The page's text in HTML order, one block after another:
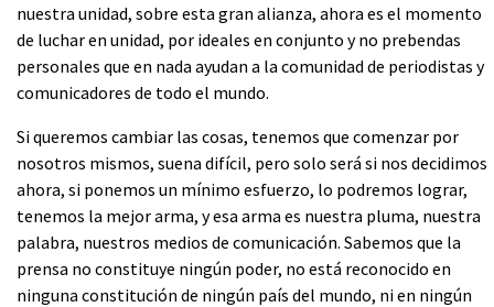
nuestra unidad, sobre esta gran alianza, ahora es el momento
de luchar en unidad, por ideales en conjunto y no prebendas
personales que en nada ayudan a la comunidad de periodistas y
comunicadores de todo el mundo.
Si queremos cambiar las cosas, tenemos que comenzar por
nosotros mismos, suena difícil, pero solo será si nos decidimos
ahora, si ponemos un mínimo esfuerzo, lo podremos lograr,
tenemos la mejor arma, y esa arma es nuestra pluma, nuestra
palabra, nuestros medios de comunicación. Sabemos que la
prensa no constituye ningún poder, no está reconocido en
ninguna constitución de ningún país del mundo, ni en ningún